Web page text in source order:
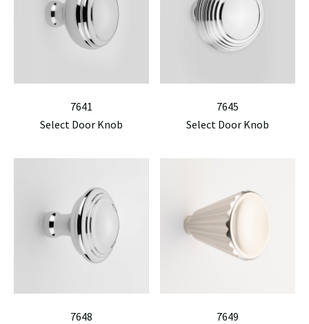
7641
Select Door Knob
7645
Select Door Knob
7648
7649